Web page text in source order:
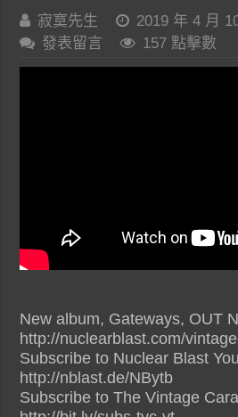
寂寞先生 2019 年 4 月
發表留言
157 點擊數
New album, Gateways, OUT
http://nuclearblast.com/
Subscribe to Nuclear Blast
http://nblast.de/NBytb
Subscribe to The Vintage